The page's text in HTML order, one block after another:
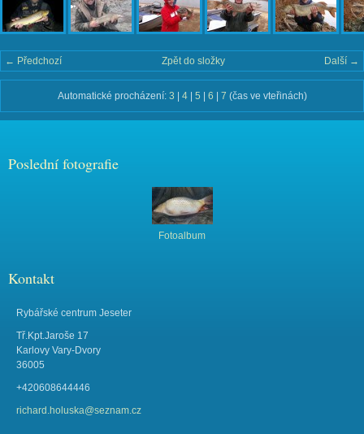
← Předchozí Další →
Zpět do složky
Automatické procházení: 3 | 4| 5 | 6 | 7 (čas ve vteřinách)
Poslední fotografie
Fotoalbum
Kontakt
Rybářské centrum Jeseter
Tř.Kpt.Jaroše 17
Karlovy Vary-Dvory
36005
+420608644446
richard.holuska@seznam.cz